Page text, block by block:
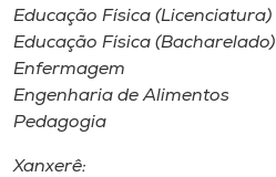
Educação Física (Licenciatura)
Educação Física (Bacharelado)
Enfermagem
Engenharia de Alimentos
Pedagogia
Xanxerê: